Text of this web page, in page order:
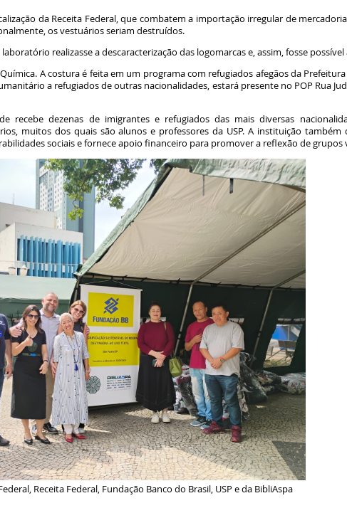
da Receita Federal, que combatem a importação irregular de
os vestuários seriam destruídos.
realizasse a descaracterização das logomarcas e, assim, fosse possível
A costura é feita em um programa com refugiados afegãos da
a refugiados de outras nacionalidades, estará presente no POP Rua
recebe dezenas de imigrantes e refugiados das mais diversas
muitos dos quais são alunos e professores da USP. A instituição também
sociais e fornece apoio financeiro para promover a reflexão de grupos
Receita Federal, Fundação Banco do Brasil, USP e da BibliAspa